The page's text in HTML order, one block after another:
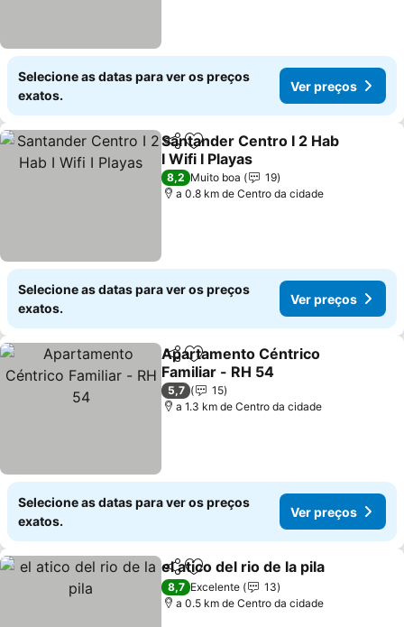
Selecione as datas para ver os preços
exatos.
Ver preços
PartilharAdicionar aos favoritos
Santander Centro I 2 Hab
I Wifi I Playas
Ver preços
8,2 Muito boa
19
a 0.8 km de Centro da cidade
Selecione as datas para ver os preços
exatos.
Ver preços
PartilharAdicionar aos favoritos
Apartamento Céntrico
Familiar - RH 54
Ver preços
5,7
15
a 1.3 km de Centro da cidade
Selecione as datas para ver os preços
exatos.
Ver preços
PartilharAdicionar aos favoritos
el atico del rio de la pila
8,7 Excelente
13
a 0.5 km de Centro da cidade